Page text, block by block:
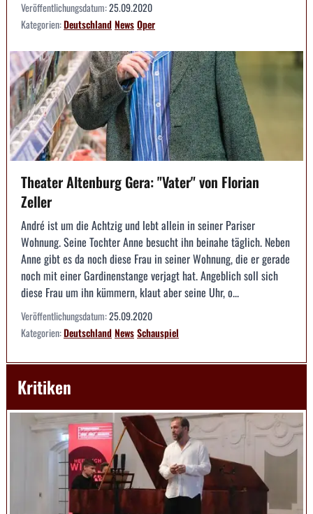
Veröffentlichungsdatum:25.09.2020
Kategorien:DeutschlandNewsOper
Theater Altenburg Gera: "Vater" von Florian
Zeller
André ist um die Achtzig und lebt allein in seiner Pariser
Wohnung. Seine Tochter Anne besucht ihn beinahe täglich. Neben
Anne gibt es da noch diese Frau in seiner Wohnung, die er gerade
noch mit einer Gardinenstange verjagt hat. Angeblich soll sich
diese Frau um ihn kümmern, klaut aber seine Uhr, o...
Veröffentlichungsdatum:25.09.2020
Kategorien:DeutschlandNewsSchauspiel
Kritiken